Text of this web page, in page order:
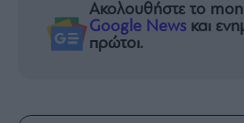
Ακολουθήστε το
Google News και
πρώτοι.